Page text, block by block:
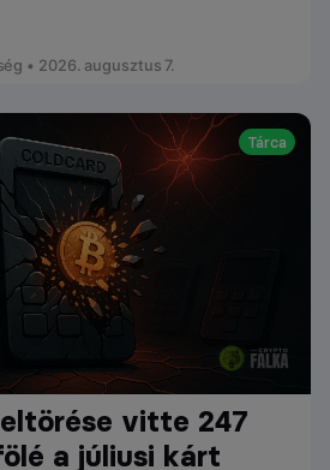
• 2026. augusztus 7.
Tárca
vitte 247
a júliusi kárt